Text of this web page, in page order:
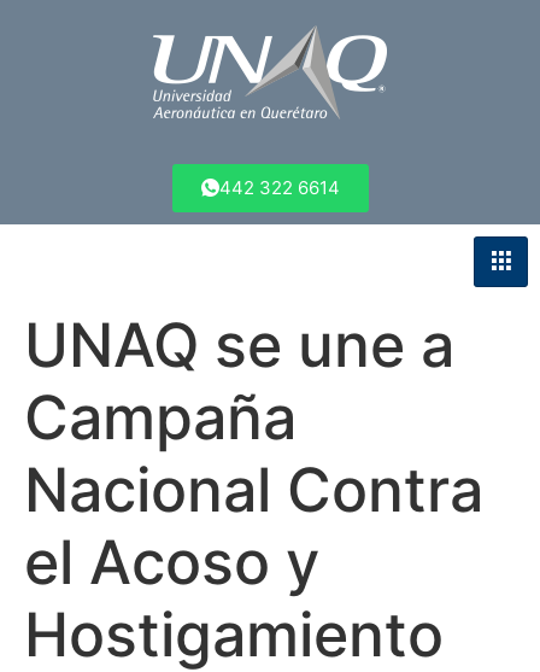
442 322 6614
UNAQ se une a
Campaña
Nacional Contra
el Acoso y
Hostigamiento